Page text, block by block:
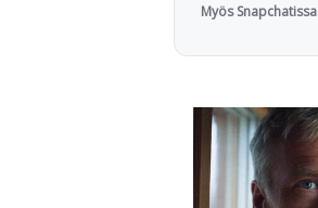
Myös Snapchatissa